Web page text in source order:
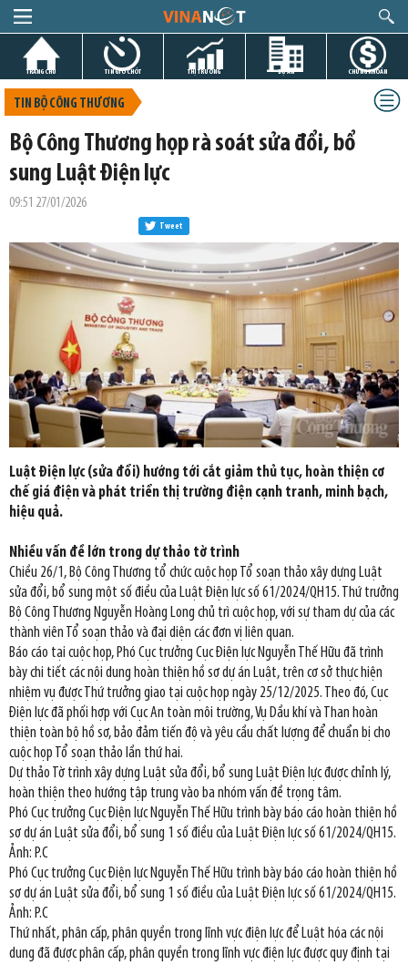
TRANG CHỦ TIN GIỜ CHÓT THỊ TRƯỜNG DỰ ÁN CHỨNG KHOÁN
TIN BỘ CÔNG THƯƠNG
Bộ Công Thương họp rà soát sửa đổi, bổ
sung Luật Điện lực
09:51 27/01/2026
Tweet
Luật Điện lực (sửa đổi) hướng tới cắt giảm thủ tục, hoàn thiện cơ
chế giá điện và phát triển thị trường điện cạnh tranh, minh bạch,
hiệu quả.
Nhiều vấn đề lớn trong dự thảo tờ trình
Chiều 26/1, Bộ Công Thương tổ chức cuộc họp Tổ soạn thảo xây dựng Luật
sửa đổi, bổ sung một số điều của Luật Điện lực số 61/2024/QH15. Thứ trưởng
Bộ Công Thương Nguyễn Hoàng Long chủ trì cuộc họp, với sự tham dự của các
thành viên Tổ soạn thảo và đại diện các đơn vị liên quan.
Báo cáo tại cuộc họp, Phó Cục trưởng Cục Điện lực Nguyễn Thế Hữu đã trình
bày chi tiết các nội dung hoàn thiện hồ sơ dự án Luật, trên cơ sở thực hiện
nhiệm vụ được Thứ trưởng giao tại cuộc họp ngày 25/12/2025. Theo đó, Cục
Điện lực đã phối hợp với Cục An toàn môi trường, Vụ Dầu khí và Than hoàn
thiện toàn bộ hồ sơ, bảo đảm tiến độ và yêu cầu chất lượng để chuẩn bị cho
cuộc họp Tổ soạn thảo lần thứ hai.
Dự thảo Tờ trình xây dựng Luật sửa đổi, bổ sung Luật Điện lực được chỉnh lý,
hoàn thiện theo hướng tập trung vào ba nhóm vấn đề trọng tâm.
Phó Cục trưởng Cục Điện lực Nguyễn Thế Hữu trình bày báo cáo hoàn thiện hồ
sơ dự án Luật sửa đổi, bổ sung 1 số điều của Luật Điện lực số 61/2024/QH15.
Ảnh: P.C
Phó Cục trưởng Cục Điện lực Nguyễn Thế Hữu trình bày báo cáo hoàn thiện hồ
sơ dự án Luật sửa đổi, bổ sung 1 số điều của Luật Điện lực số 61/2024/QH15.
Ảnh: P.C
Thứ nhất, phân cấp, phân quyền trong lĩnh vực điện lực để Luật hóa các nội
dung đã được phân cấp, phân quyền trong lĩnh vực điện lực được quy định tại